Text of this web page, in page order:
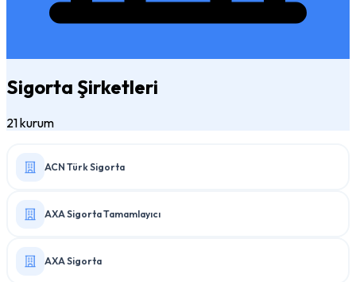
Sigorta Şirketleri
21 kurum
ACN Türk Sigorta
AXA Sigorta Tamamlayıcı
AXA Sigorta